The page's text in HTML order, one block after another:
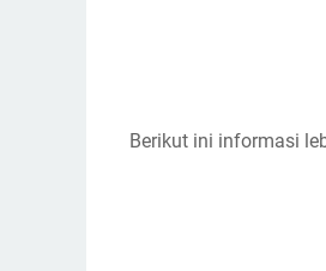
Berikut ini informasi